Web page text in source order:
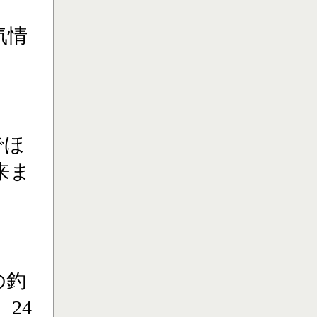
情
ま
釣
24